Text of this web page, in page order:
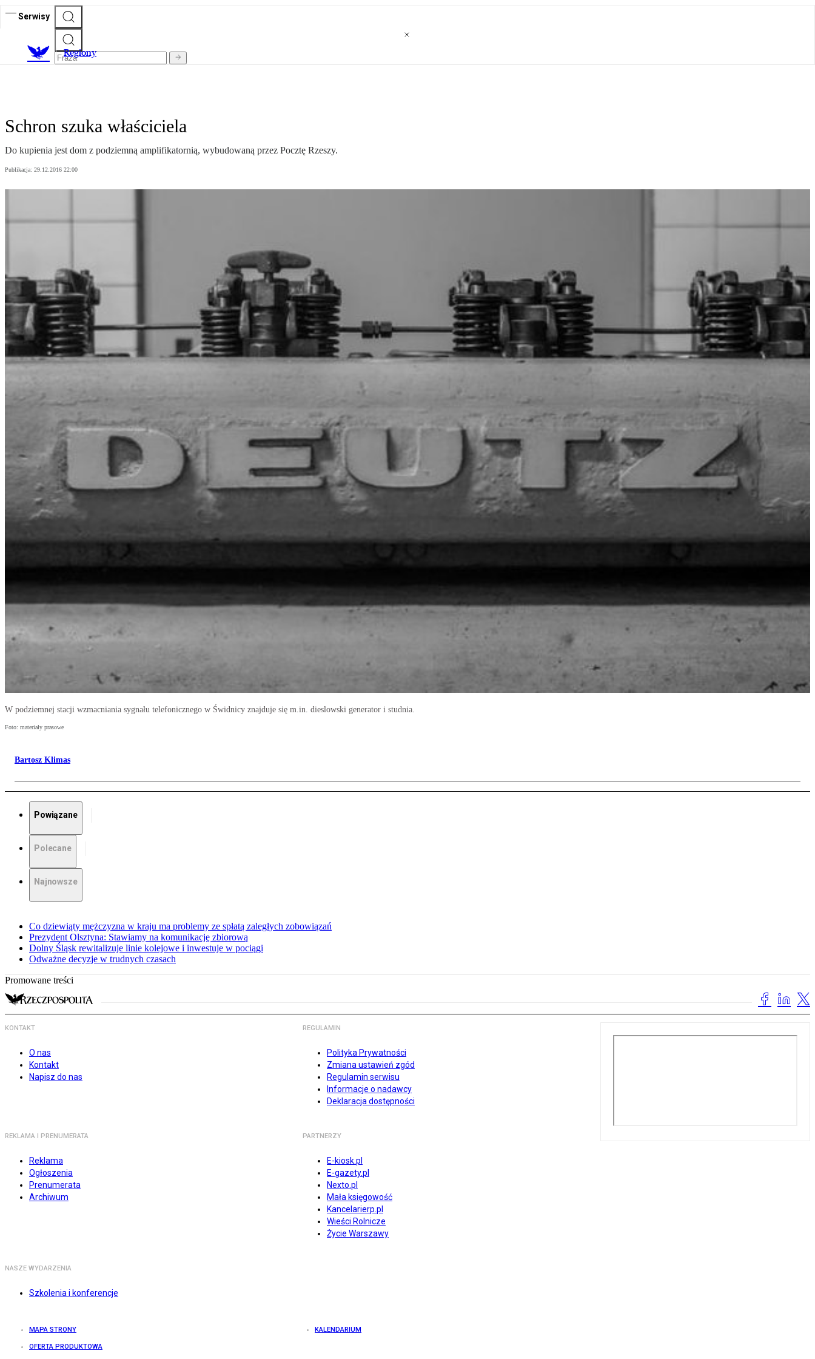
Serwisy
Regiony
Schron szuka właściciela
Do kupienia jest dom z podziemną amplifikatornią, wybudowaną przez Pocztę Rzeszy.
Publikacja: 29.12.2016 22:00
W podziemnej stacji wzmacniania sygnału telefonicznego w Świdnicy znajduje się m.in. dieslowski generator i studnia.
Foto: materiały prasowe
Bartosz Klimas
Powiązane
Polecane
Najnowsze
Co dziewiąty mężczyzna w kraju ma problemy ze spłatą zaległych zobowiązań
Prezydent Olsztyna: Stawiamy na komunikację zbiorową
Dolny Śląsk rewitalizuje linie kolejowe i inwestuje w pociągi
Odważne decyzje w trudnych czasach
Promowane treści
KONTAKT
O nas
Kontakt
Napisz do nas
REGULAMIN
Polityka Prywatności
Zmiana ustawień zgód
Regulamin serwisu
Informacje o nadawcy
Deklaracja dostępności
REKLAMA I PRENUMERATA
Reklama
Ogłoszenia
Prenumerata
Archiwum
PARTNERZY
E-kiosk.pl
E-gazety.pl
Nexto.pl
Mała księgowość
Kancelarierp.pl
Wieści Rolnicze
Życie Warszawy
NASZE WYDARZENIA
Szkolenia i konferencje
MAPA STRONY KALENDARIUM
OFERTA PRODUKTOWA